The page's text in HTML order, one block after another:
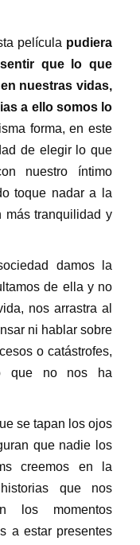
película pudiera
que lo que
nuestras vidas,
a ello somos lo
forma, en este
de elegir lo que
nuestro íntimo
toque nadar a la
más tranquilidad y
damos la
de ella y no
nos arrastra al
ni hablar sobre
o catástrofes,
que no nos ha
se tapan los ojos
que nadie los
creemos en la
que nos
los momentos
a estar presentes